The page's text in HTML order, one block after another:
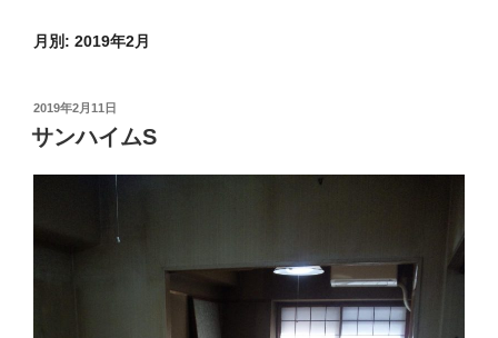
月別: 2019年2月
投
稿
日:
2019年2月11日
サンハイムS